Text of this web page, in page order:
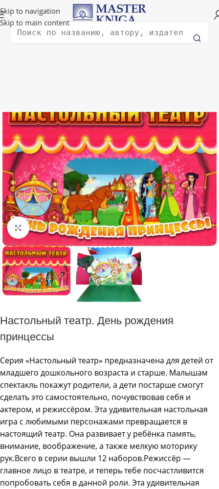
Skip to navigation
Skip to main content
Доставка в любую страну мира!
Поиск
Click to enlarge
Настольный театр. День рождения
принцессы
Серия «Настольный театр» предназначена для детей от
младшего дошкольного возраста и старше. Малышам
спектакль покажут родители, а дети постарше смогут
сделать это самостоятельно, почувствовав себя и
актером, и режиссёром. Эта удивительная настольная
игра с любимыми персонажами превращается в
настоящий театр. Она развивает у ребёнка память,
внимание, воображение, а также мелкую моторику
рук.Всего в серии вышли 12 наборов.Режиссёр —
главное лицо в театре, и теперь тебе посчастливится
попробовать себя в данной роли. Эта удивительная